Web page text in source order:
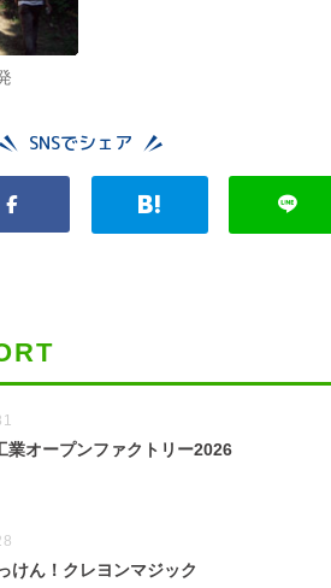
SNSでシェア
業オープンファクトリー2026
けん！クレヨンマジック